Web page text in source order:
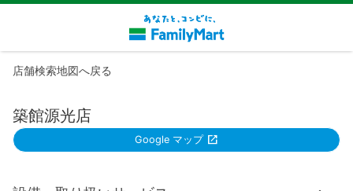
店舗検索地図へ戻る
築館源光店
Google マップ